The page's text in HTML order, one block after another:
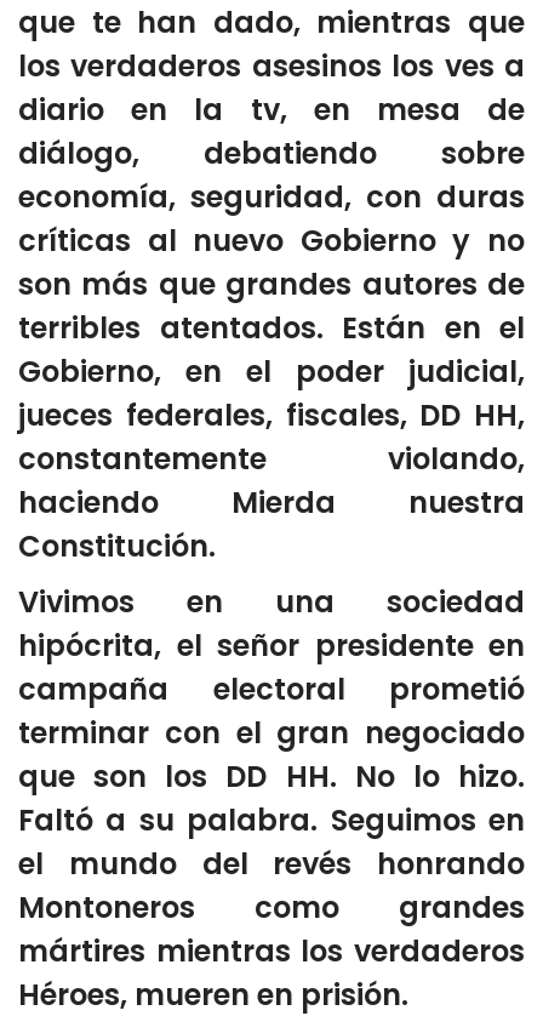
que te han dado, mientras que
los verdaderos asesinos los ves a
diario en la tv, en mesa de
diálogo, debatiendo sobre
economía, seguridad, con duras
críticas al nuevo Gobierno y no
son más que grandes autores de
terribles atentados. Están en el
Gobierno, en el poder judicial,
jueces federales, fiscales, DD HH,
constantemente violando,
haciendo Mierda nuestra
Constitución.
Vivimos en una sociedad
hipócrita, el señor presidente en
campaña electoral prometió
terminar con el gran negociado
que son los DD HH. No lo hizo.
Faltó a su palabra. Seguimos en
el mundo del revés honrando
Montoneros como grandes
mártires mientras los verdaderos
Héroes, mueren en prisión.